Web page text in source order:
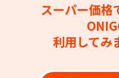
スーパー価格
利用してみ